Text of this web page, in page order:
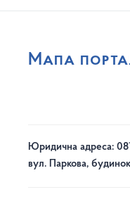
Мапа
Юридична адреса:
вул. Паркова,